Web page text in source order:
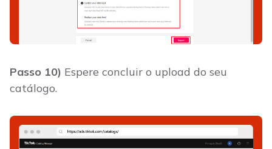
Passo 10) Espere concluir o upload do seu
catálogo.